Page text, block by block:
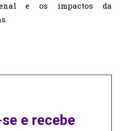
e os impactos da
e recebe